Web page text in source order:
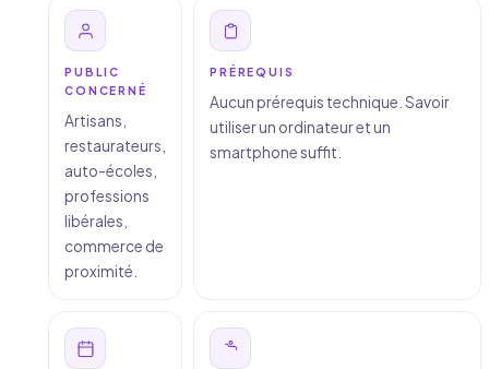
PUBLIC
CONCERNÉ
Artisans,
restaurateurs,
auto-écoles,
professions
libérales,
commerce de
proximité.
PRÉREQUIS
Aucun prérequis technique. Savoir
utiliser un ordinateur et un
smartphone suffit.